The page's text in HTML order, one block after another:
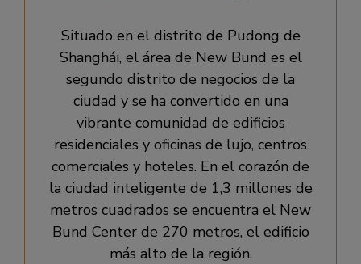
Situado en el distrito de Pudong de
Shanghái, el área de New Bund es el
segundo distrito de negocios de la
ciudad y se ha convertido en una
vibrante comunidad de edificios
residenciales y oficinas de lujo, centros
comerciales y hoteles. En el corazón de
la ciudad inteligente de 1,3 millones de
metros cuadrados se encuentra el New
Bund Center de 270 metros, el edificio
más alto de la región.